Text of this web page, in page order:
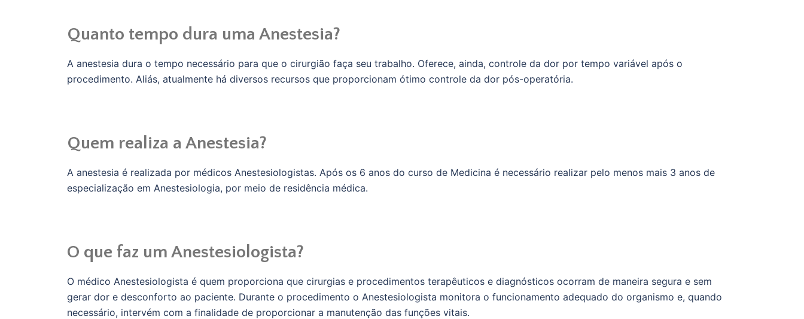
Quanto tempo dura uma Anestesia?
A anestesia dura o tempo necessário para que o cirurgião faça seu trabalho. Oferece, ainda, controle da dor por tempo variável após o
procedimento. Aliás, atualmente há diversos recursos que proporcionam ótimo controle da dor pós-operatória.
Quem realiza a Anestesia?
A anestesia é realizada por médicos Anestesiologistas. Após os 6 anos do curso de Medicina é necessário realizar pelo menos mais 3 anos de
especialização em Anestesiologia, por meio de residência médica.
O que faz um Anestesiologista?
O médico Anestesiologista é quem proporciona que cirurgias e procedimentos terapêuticos e diagnósticos ocorram de maneira segura e sem
gerar dor e desconforto ao paciente. Durante o procedimento o Anestesiologista monitora o funcionamento adequado do organismo e, quando
necessário, intervém com a finalidade de proporcionar a manutenção das funções vitais.